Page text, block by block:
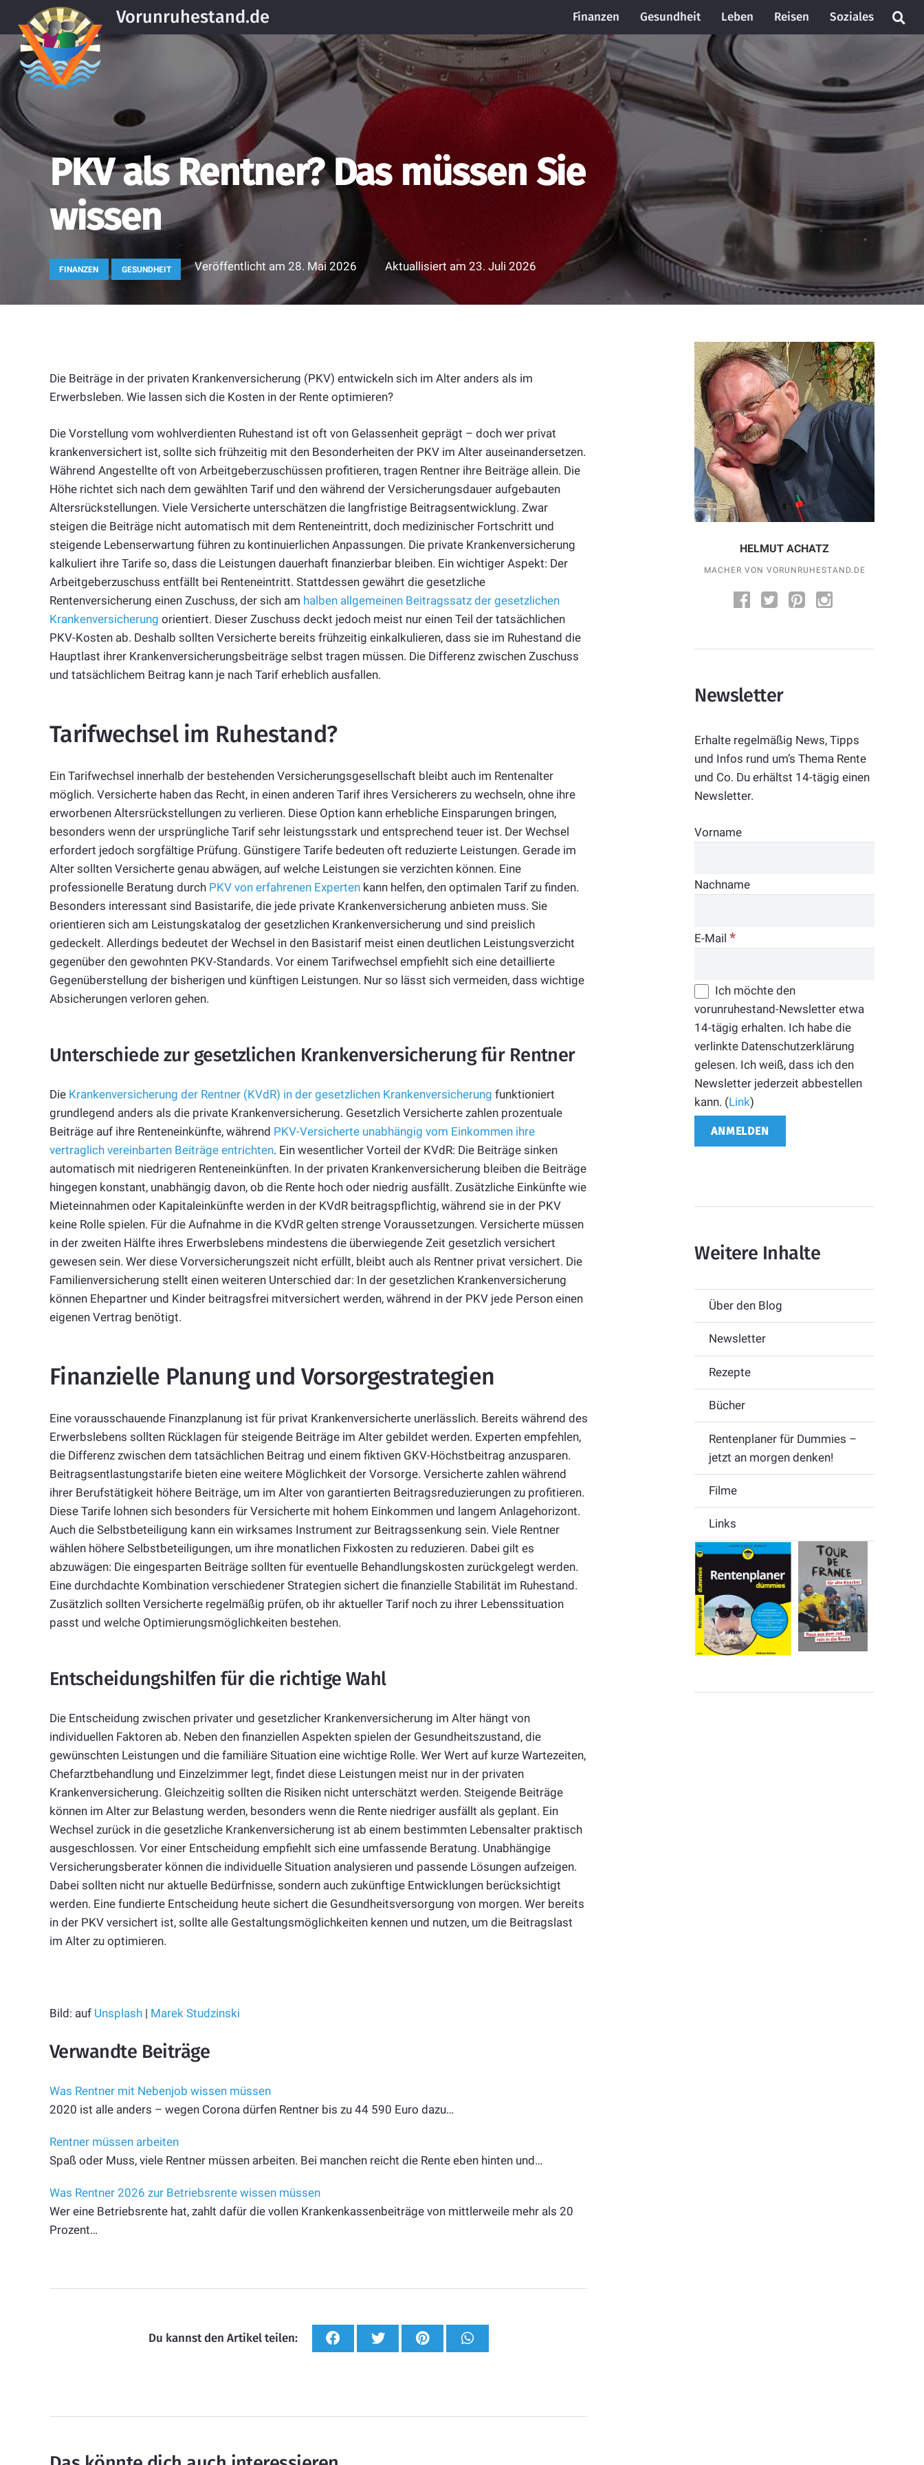
Vorunruhestand.de Finanzen Gesundheit Leben Reisen Soziales
PKV als Rentner? Das müssen Sie
wissen
FINANZEN GESUNDHEIT Veröffentlicht am 28. Mai 2026 Aktuallisiert am 23. Juli 2026
Die Beiträge in der privaten Krankenversicherung (PKV) entwickeln sich im Alter anders als im
Erwerbsleben. Wie lassen sich die Kosten in der Rente optimieren?
Die Vorstellung vom wohlverdienten Ruhestand ist oft von Gelassenheit geprägt – doch wer privat
krankenversichert ist, sollte sich frühzeitig mit den Besonderheiten der PKV im Alter auseinandersetzen.
Während Angestellte oft von Arbeitgeberzuschüssen profitieren, tragen Rentner ihre Beiträge allein. Die
Höhe richtet sich nach dem gewählten Tarif und den während der Versicherungsdauer aufgebauten
Altersrückstellungen. Viele Versicherte unterschätzen die langfristige Beitragsentwicklung. Zwar
steigen die Beiträge nicht automatisch mit dem Renteneintritt, doch medizinischer Fortschritt und
steigende Lebenserwartung führen zu kontinuierlichen Anpassungen. Die private Krankenversicherung
kalkuliert ihre Tarife so, dass die Leistungen dauerhaft finanzierbar bleiben. Ein wichtiger Aspekt: Der
Arbeitgeberzuschuss entfällt bei Renteneintritt. Stattdessen gewährt die gesetzliche
Rentenversicherung einen Zuschuss, der sich am halben allgemeinen Beitragssatz der gesetzlichen
Krankenversicherung orientiert. Dieser Zuschuss deckt jedoch meist nur einen Teil der tatsächlichen
PKV-Kosten ab. Deshalb sollten Versicherte bereits frühzeitig einkalkulieren, dass sie im Ruhestand die
Hauptlast ihrer Krankenversicherungsbeiträge selbst tragen müssen. Die Differenz zwischen Zuschuss
und tatsächlichem Beitrag kann je nach Tarif erheblich ausfallen.
Tarifwechsel im Ruhestand?
Ein Tarifwechsel innerhalb der bestehenden Versicherungsgesellschaft bleibt auch im Rentenalter
möglich. Versicherte haben das Recht, in einen anderen Tarif ihres Versicherers zu wechseln, ohne ihre
erworbenen Altersrückstellungen zu verlieren. Diese Option kann erhebliche Einsparungen bringen,
besonders wenn der ursprüngliche Tarif sehr leistungsstark und entsprechend teuer ist. Der Wechsel
erfordert jedoch sorgfältige Prüfung. Günstigere Tarife bedeuten oft reduzierte Leistungen. Gerade im
Alter sollten Versicherte genau abwägen, auf welche Leistungen sie verzichten können. Eine
professionelle Beratung durch PKV von erfahrenen Experten kann helfen, den optimalen Tarif zu finden.
Besonders interessant sind Basistarife, die jede private Krankenversicherung anbieten muss. Sie
orientieren sich am Leistungskatalog der gesetzlichen Krankenversicherung und sind preislich
gedeckelt. Allerdings bedeutet der Wechsel in den Basistarif meist einen deutlichen Leistungsverzicht
gegenüber den gewohnten PKV-Standards. Vor einem Tarifwechsel empfiehlt sich eine detaillierte
Gegenüberstellung der bisherigen und künftigen Leistungen. Nur so lässt sich vermeiden, dass wichtige
Absicherungen verloren gehen.
Unterschiede zur gesetzlichen Krankenversicherung für Rentner
Die Krankenversicherung der Rentner (KVdR) in der gesetzlichen Krankenversicherung funktioniert
grundlegend anders als die private Krankenversicherung. Gesetzlich Versicherte zahlen prozentuale
Beiträge auf ihre Renteneinkünfte, während PKV-Versicherte unabhängig vom Einkommen ihre
vertraglich vereinbarten Beiträge entrichten. Ein wesentlicher Vorteil der KVdR: Die Beiträge sinken
automatisch mit niedrigeren Renteneinkünften. In der privaten Krankenversicherung bleiben die Beiträge
hingegen konstant, unabhängig davon, ob die Rente hoch oder niedrig ausfällt. Zusätzliche Einkünfte wie
Mieteinnahmen oder Kapitaleinkünfte werden in der KVdR beitragspflichtig, während sie in der PKV
keine Rolle spielen. Für die Aufnahme in die KVdR gelten strenge Voraussetzungen. Versicherte müssen
in der zweiten Hälfte ihres Erwerbslebens mindestens die überwiegende Zeit gesetzlich versichert
gewesen sein. Wer diese Vorversicherungszeit nicht erfüllt, bleibt auch als Rentner privat versichert. Die
Familienversicherung stellt einen weiteren Unterschied dar: In der gesetzlichen Krankenversicherung
können Ehepartner und Kinder beitragsfrei mitversichert werden, während in der PKV jede Person einen
eigenen Vertrag benötigt.
Finanzielle Planung und Vorsorgestrategien
Eine vorausschauende Finanzplanung ist für privat Krankenversicherte unerlässlich. Bereits während des
Erwerbslebens sollten Rücklagen für steigende Beiträge im Alter gebildet werden. Experten empfehlen,
die Differenz zwischen dem tatsächlichen Beitrag und einem fiktiven GKV-Höchstbeitrag anzusparen.
Beitragsentlastungstarife bieten eine weitere Möglichkeit der Vorsorge. Versicherte zahlen während
ihrer Berufstätigkeit höhere Beiträge, um im Alter von garantierten Beitragsreduzierungen zu profitieren.
Diese Tarife lohnen sich besonders für Versicherte mit hohem Einkommen und langem Anlagehorizont.
Auch die Selbstbeteiligung kann ein wirksames Instrument zur Beitragssenkung sein. Viele Rentner
wählen höhere Selbstbeteiligungen, um ihre monatlichen Fixkosten zu reduzieren. Dabei gilt es
abzuwägen: Die eingesparten Beiträge sollten für eventuelle Behandlungskosten zurückgelegt werden.
Eine durchdachte Kombination verschiedener Strategien sichert die finanzielle Stabilität im Ruhestand.
Zusätzlich sollten Versicherte regelmäßig prüfen, ob ihr aktueller Tarif noch zu ihrer Lebenssituation
passt und welche Optimierungsmöglichkeiten bestehen.
Entscheidungshilfen für die richtige Wahl
Die Entscheidung zwischen privater und gesetzlicher Krankenversicherung im Alter hängt von
individuellen Faktoren ab. Neben den finanziellen Aspekten spielen der Gesundheitszustand, die
gewünschten Leistungen und die familiäre Situation eine wichtige Rolle. Wer Wert auf kurze Wartezeiten,
Chefarztbehandlung und Einzelzimmer legt, findet diese Leistungen meist nur in der privaten
Krankenversicherung. Gleichzeitig sollten die Risiken nicht unterschätzt werden. Steigende Beiträge
können im Alter zur Belastung werden, besonders wenn die Rente niedriger ausfällt als geplant. Ein
Wechsel zurück in die gesetzliche Krankenversicherung ist ab einem bestimmten Lebensalter praktisch
ausgeschlossen. Vor einer Entscheidung empfiehlt sich eine umfassende Beratung. Unabhängige
Versicherungsberater können die individuelle Situation analysieren und passende Lösungen aufzeigen.
Dabei sollten nicht nur aktuelle Bedürfnisse, sondern auch zukünftige Entwicklungen berücksichtigt
werden. Eine fundierte Entscheidung heute sichert die Gesundheitsversorgung von morgen. Wer bereits
in der PKV versichert ist, sollte alle Gestaltungsmöglichkeiten kennen und nutzen, um die Beitragslast
im Alter zu optimieren.
Bild: auf Unsplash | Marek Studzinski
Verwandte Beiträge
Was Rentner mit Nebenjob wissen müssen
2020 ist alle anders – wegen Corona dürfen Rentner bis zu 44 590 Euro dazu…
Rentner müssen arbeiten
Spaß oder Muss, viele Rentner müssen arbeiten. Bei manchen reicht die Rente eben hinten und…
Was Rentner 2026 zur Betriebsrente wissen müssen
Wer eine Betriebsrente hat, zahlt dafür die vollen Krankenkassenbeiträge von mittlerweile mehr als 20
Prozent…
Du kannst den Artikel teilen:
HELMUT ACHATZ
MACHER VON VORUNRUHESTAND.DE
Newsletter
Erhalte regelmäßig News, Tipps
und Infos rund um’s Thema Rente
und Co. Du erhältst 14-tägig einen
Newsletter.
Vorname
Nachname
E-Mail*
Ich möchte den
vorunruhestand-Newsletter etwa
14-tägig erhalten. Ich habe die
verlinkte Datenschutzerklärung
gelesen. Ich weiß, dass ich den
Newsletter jederzeit abbestellen
kann. (Link)
Weitere Inhalte
Über den Blog
Newsletter
Rezepte
Bücher
Rentenplaner für Dummies –
jetzt an morgen denken!
Filme
Links